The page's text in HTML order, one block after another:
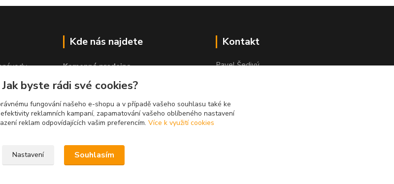
Kde nás najdete
Kamenná prodejna
PROLEP v.o.s
Hlinská 579
370 01 České Budějovice
Kontakt
Pavel Šedivý
lepidla@prolep.cz
Jak byste rádi své cookies?
fungování našeho e-shopu a v případě vašeho souhlasu také ke
reklamních kampaní, zapamatování vašeho oblíbeného nastavení
reklam odpovídajících vašim preferencím. Více k využití cookies
Nastavení Souhlasím